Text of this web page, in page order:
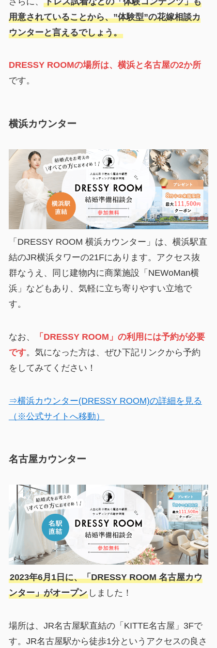
用意されていることから、”体験型”の花嫁相談カ
ウンターと言えるでしょう。
DRESSY ROOMの場所は、横浜と名古屋の2か所
です。
横浜カウンター
「DRESSY ROOM 横浜カウンター」は、横浜駅直
結のJR横浜タワーの21Fにあります。アクセス抜
群なうえ、同じ建物内に商業施設「NEWoMan横
浜」などもあり、気軽に立ち寄りやすい立地で
す。
なお、
「DRESSY ROOM」の利用には予約が必要
です。気になった方は、ぜひ下記リンクから予約
をしてみてください！
⇒横浜カウンター(DRESSY ROOM)の詳細を見る
（※公式サイトへ移動）
名古屋カウンター
2023年6月1日に、「DRESSY ROOM 名古屋カウ
ンター」がオープンしました！
場所は、JR名古屋駅直結の「KITTE名古屋」3Fで
す。JR名古屋駅から徒歩1分というアクセスの良さ